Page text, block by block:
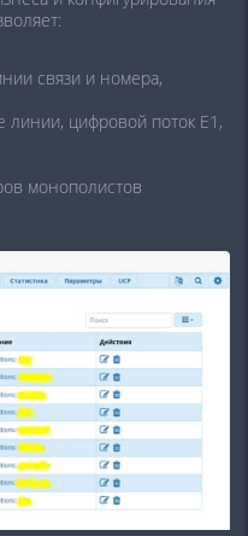
связи и номера,
линии, цифровой поток Е1,
монополистов